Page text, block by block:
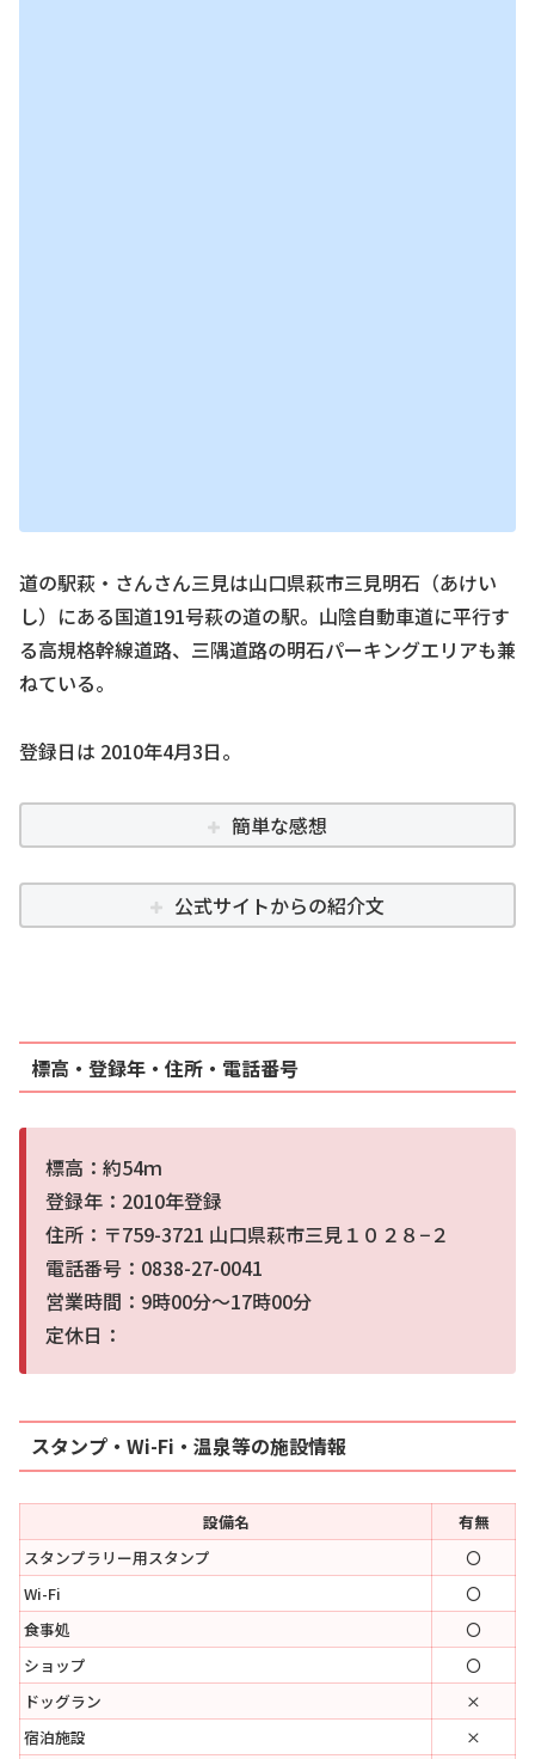
道の駅萩・さんさん三見は山口県萩市三見明石（あけい
し）にある国道191号萩の道の駅。山陰自動車道に平行す
る高規格幹線道路、三隅道路の明石パーキングエリアも兼
ねている。
登録日は 2010年4月3日。
簡単な感想
公式サイトからの紹介文
標高・登録年・住所・電話番号
標高：約54ｍ
登録年：2010年登録
住所：〒759-3721 山口県萩市三見１０２８−２
電話番号：0838-27-0041
営業時間：9時00分～17時00分
定休日：
スタンプ・Wi-Fi・温泉等の施設情報
設備名
有無
スタンプラリー用スタンプ
〇
Wi-Fi
〇
食事処
〇
ショップ
〇
ドッグラン
×
宿泊施設
×